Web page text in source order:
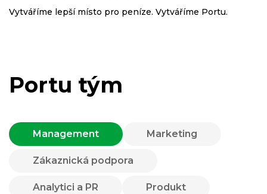
Vytváříme lepší místo pro peníze. Vytváříme Portu.
Portu tým
Management Marketing
Zákaznická podpora
Analytici a PR Produkt